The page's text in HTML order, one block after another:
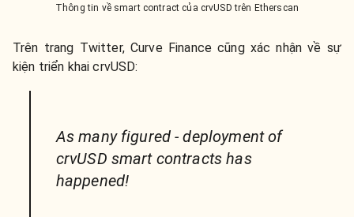
Thông tin về smart contract của crvUSD trên Etherscan
Trên trang Twitter, Curve Finance cũng xác nhận về sự
kiện triển khai crvUSD:
As many figured - deployment of
crvUSD smart contracts has
happened!